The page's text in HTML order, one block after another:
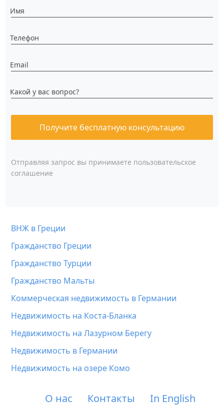
Имя
Телефон
Email
Какой у вас вопрос?
Получите бесплатную консультацию
Отправляя запрос вы принимаете пользовательское
соглашение
ВНЖ в Греции
Гражданство Греции
Гражданство Турции
Гражданство Мальты
Коммерческая недвижимость в Германии
Недвижимость на Коста-Бланка
Недвижимость на Лазурном Берегу
Недвижимость в Германии
Недвижимость на озере Комо
О нас Контакты In English